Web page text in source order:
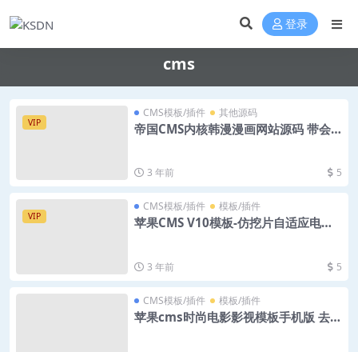
登录
cms
VIP
CMS模板/插件 其他源码
帝国CMS内核韩漫漫画网站源码 带会
3 年前 5
VIP
CMS模板/插件 模板/插件
苹果CMS V10模板-仿挖片自适应电影
3 年前 5
CMS模板/插件 模板/插件
苹果cms时尚电影影视模板手机版 去除